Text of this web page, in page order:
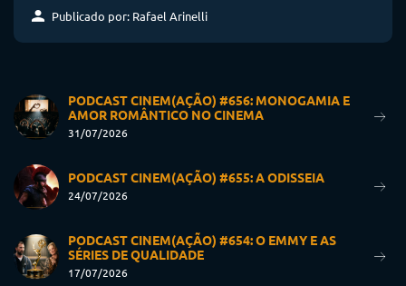
Publicado por: Rafael Arinelli
PODCAST CINEM(AÇÃO) #656: MONOGAMIA E
AMOR ROMÂNTICO NO CINEMA
31/07/2026
PODCAST CINEM(AÇÃO) #655: A ODISSEIA
24/07/2026
PODCAST CINEM(AÇÃO) #654: O EMMY E AS
SÉRIES DE QUALIDADE
17/07/2026